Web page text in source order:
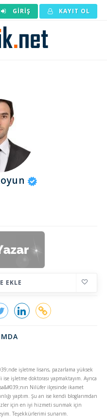
GIRIŞ KAYIT OL
EKLE
işletme lisans, pazarlama yüksek
işletme doktorası yapmaktayım. Ayrıca
Nilüfer ilçesinde ikamet
yaptım. Şu an ise kendi bloglarımdan
için en iyi hizmeti sunmak için
Teşekkürlerimi sunarım.